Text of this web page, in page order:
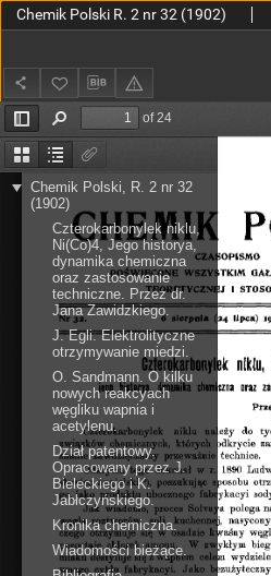
Chemik Polski R. 2 nr 32 (1902)